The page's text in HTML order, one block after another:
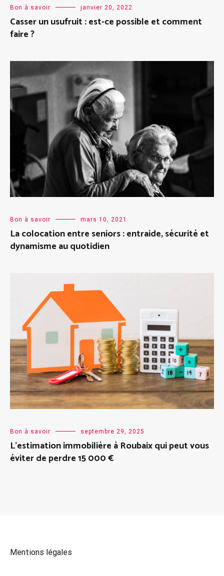
Bon à savoir janvier 20, 2022
Casser un usufruit : est-ce possible et comment
faire ?
Bon à savoir mars 10, 2021
La colocation entre seniors : entraide, sécurité et
dynamisme au quotidien
Bon à savoir septembre 29, 2025
L’estimation immobilière à Roubaix qui peut vous
éviter de perdre 15 000 €
Mentions légales